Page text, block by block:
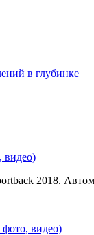
в глубинке
видео)
2018.
видео)